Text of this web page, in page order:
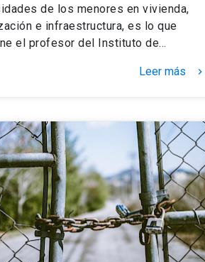
de los menores en vivienda,
e infraestructura, es lo que
el profesor del Instituto de…
Leer más keyboard_arrow_right